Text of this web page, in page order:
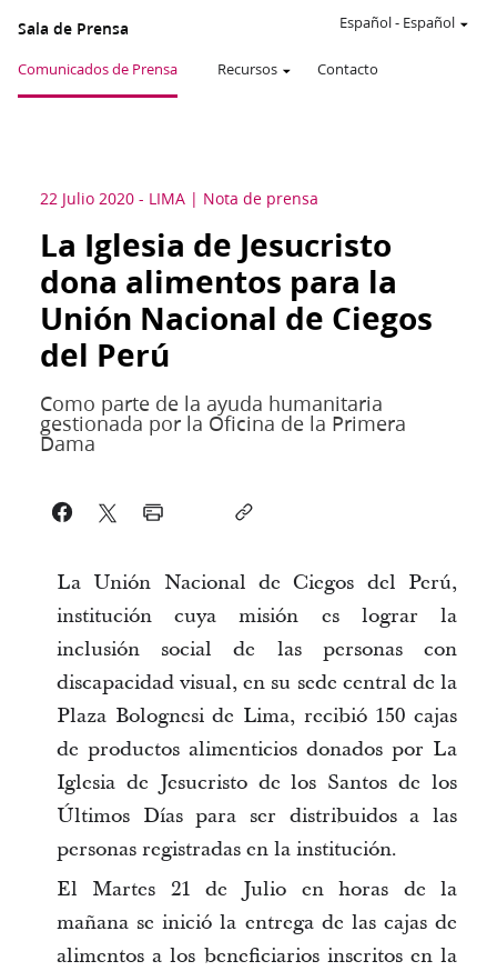
Sala de Prensa
Comunicados de Prensa Recursos Contacto
Español- Español
22 Julio 2020 - LIMA Nota de prensa
La Iglesia de Jesucristo
dona alimentos para la
Unión Nacional de Ciegos
del Perú
Como parte de la ayuda humanitaria
gestionada por la Oficina de la Primera
Dama
La Unión Nacional de Ciegos del Perú,
institución cuya misión es lograr la
inclusión social de las personas con
discapacidad visual, en su sede central de la
Plaza Bolognesi de Lima, recibió 150 cajas
de productos alimenticios donados por La
Iglesia de Jesucristo de los Santos de los
Últimos Días para ser distribuidos a las
personas registradas en la institución.
El Martes 21 de Julio en horas de la
mañana se inició la entrega de las cajas de
alimentos a los beneficiarios inscritos en la